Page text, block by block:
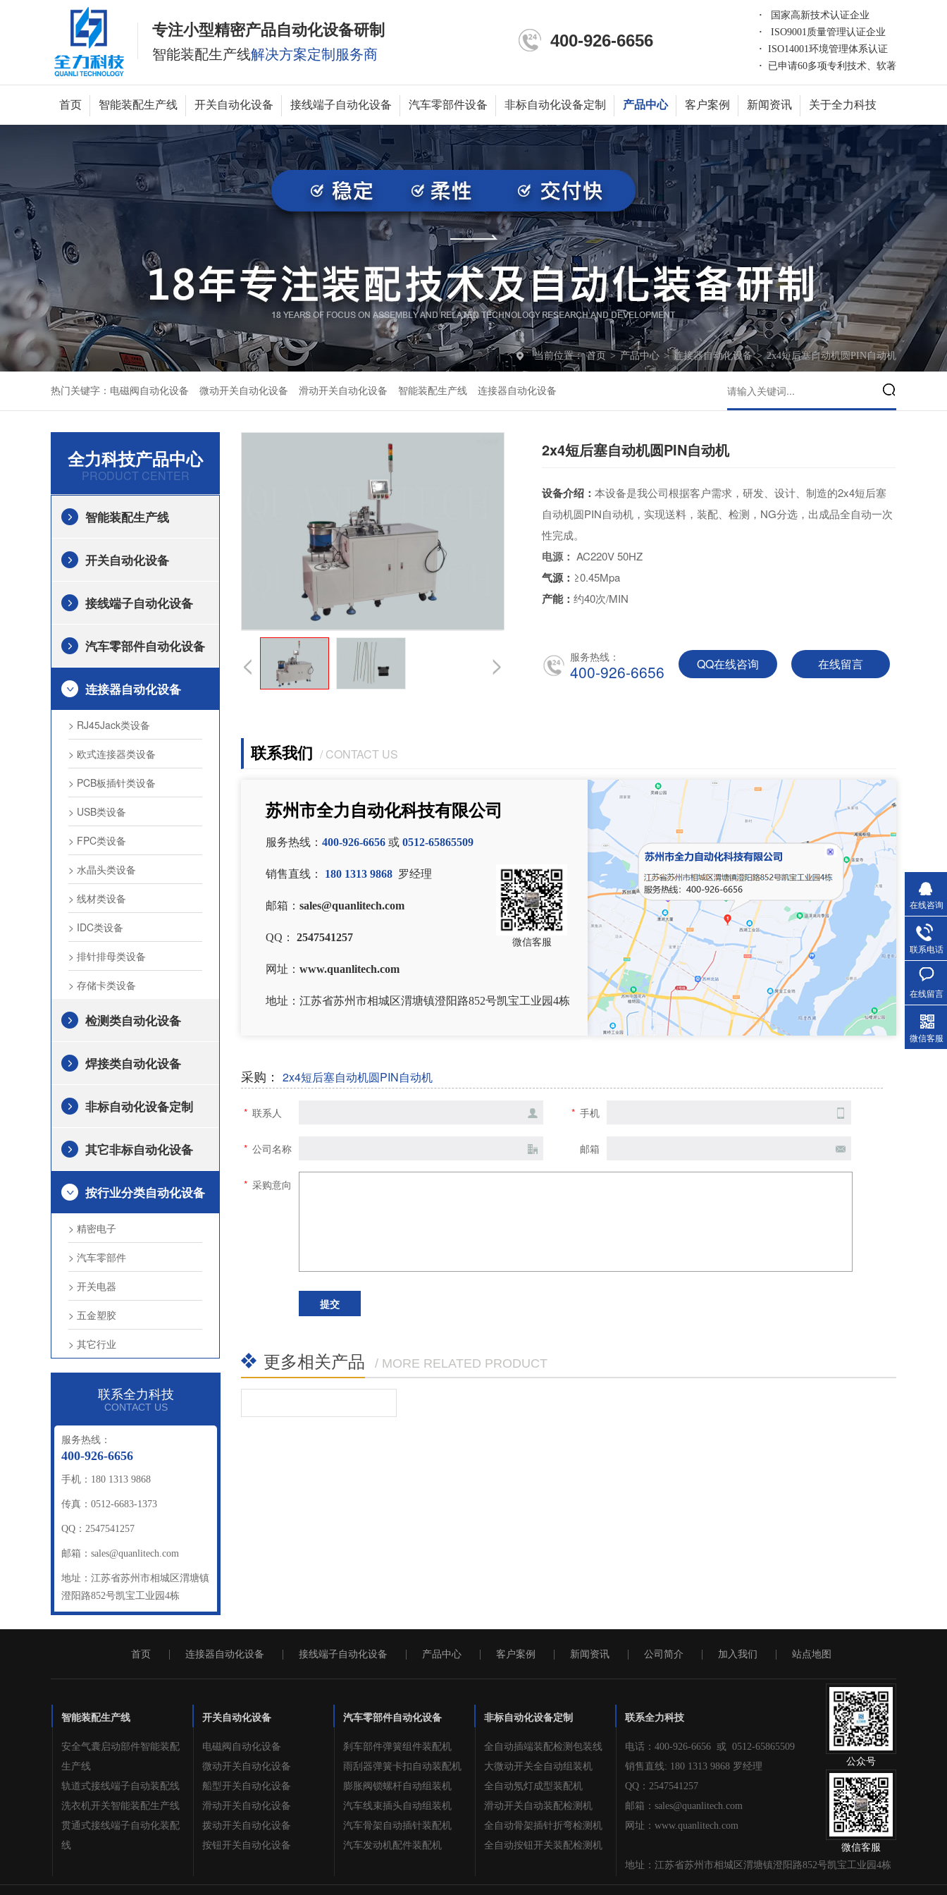
专注小型精密产品自动化设备研制
智能装配生产线解决方案定制服务商
·
国家高新技术认证企业
·
ISO9001质量管理认证企业
· ISO14001环境管理体系认证
· 已申请60多项专利技术、软著
400-926-6656
首页 智能装配生产线 开关自动化设备 接线端子自动化设备 汽车零部件设备 非标自动化设备定制 产品中心 客户案例 新闻资讯 关于全力科技
当前位置： 首页 > 产品中心 >连接器自动化设备>2x4短后塞自动机圆PIN自动机
热门关键字： 电磁阀自动化设备 微动开关自动化设备 滑动开关自动化设备 智能装配生产线 连接器自动化设备
2x4短后塞自动机圆PIN自动机
设备介绍： 本设备是我公司根据客户需求，研发、设计、制造的2x4短后塞
自动机圆PIN自动机，实现送料，装配、检测，NG分选，出成品全自动一次
性完成。
电源： AC220V 50HZ
气源： ≥0.45Mpa
产能： 约40次/MIN
服务热线：
400-926-6656 QQ在线咨询 在线留言
联系我们 / CONTACT US
苏州市全力自动化科技有限公司
服务热线： 400-926-6656 或 0512-65865509
销售直线： 180 1313 9868 罗经理
邮箱： sales@quanlitech.com
QQ： 2547541257
网址： www.quanlitech.com
地址：江苏省苏州市相城区渭塘镇澄阳路852号凯宝工业园4栋
微信客服
采购： 2x4短后塞自动机圆PIN自动机
联系人
* 手机
*
公司名称
* 邮箱
采购意向
*
更多相关产品 / MORE RELATED PRODUCT
全力科技产品中心
PRODUCT CENTER
智能装配生产线
开关自动化设备
接线端子自动化设备
汽车零部件自动化设备
连接器自动化设备
> RJ45Jack类设备
> 欧式连接器类设备
> PCB板插针类设备
> USB类设备
> FPC类设备
> 水晶头类设备
> 线材类设备
> IDC类设备
> 排针排母类设备
> 存储卡类设备
检测类自动化设备
焊接类自动化设备
非标自动化设备定制
其它非标自动化设备
按行业分类自动化设备
> 精密电子
> 汽车零部件
> 开关电器
> 五金塑胶
> 其它行业
联系全力科技
CONTACT US
服务热线：
400-926-6656
手机：180 1313 9868
传真：0512-6683-1373
QQ：2547541257
邮箱：sales@quanlitech.com
地址：江苏省苏州市相城区渭塘镇
澄阳路852号凯宝工业园4栋
首页 连接器自动化设备 接线端子自动化设备 产品中心 客户案例 新闻资讯 公司简介 加入我们 站点地图
智能装配生产线
安全气囊启动部件智能装配
生产线
轨道式接线端子自动装配线
洗衣机开关智能装配生产线
贯通式接线端子自动化装配
线
开关自动化设备
电磁阀自动化设备
微动开关自动化设备
船型开关自动化设备
滑动开关自动化设备
拨动开关自动化设备
按钮开关自动化设备
汽车零部件自动化设备
刹车部件弹簧组件装配机
雨刮器弹簧卡扣自动装配机
膨胀阀锁螺杆自动组装机
汽车线束插头自动组装机
汽车骨架自动插针装配机
汽车发动机配件装配机
非标自动化设备定制
全自动插端装配检测包装线
大微动开关全自动组装机
全自动氖灯成型装配机
滑动开关自动装配检测机
全自动骨架插针折弯检测机
全自动按钮开关装配检测机
联系全力科技
电话：400-926-6656 或 0512-65865509
销售直线: 180 1313 9868 罗经理
QQ：2547541257
邮箱：sales@quanlitech.com
网址：www.quanlitech.com
地址：江苏省苏州市相城区渭塘镇澄阳路852号凯宝工业园4栋
公众号
微信客服
在线咨询
联系电话
在线留言
微信客服